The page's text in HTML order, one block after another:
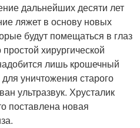
дальнейших десяти лет
ляжет в основу новых
будут помещаться в глаз
хирургической
лишь крошечный
уничтожения старого
ультразвук. Хрусталик
поставлена новая